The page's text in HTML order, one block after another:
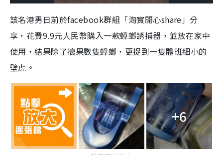
l
n
t
e
o
e
d
1
6
3
6
a
i
n
g
T
i
u
s
c
e
e
該名港男日前於facebook群組「淘寶開心share」分
享，花費9.9元人民幣購入一款蟑螂誘捕器，並放在家中
使用，結果除了擒果數隻蟑螂，更捉到一隻體班細小的
壁虎。
+6